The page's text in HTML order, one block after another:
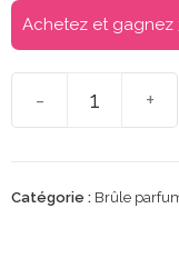
Achetez et gagnez
- +
Catégorie : Brûle